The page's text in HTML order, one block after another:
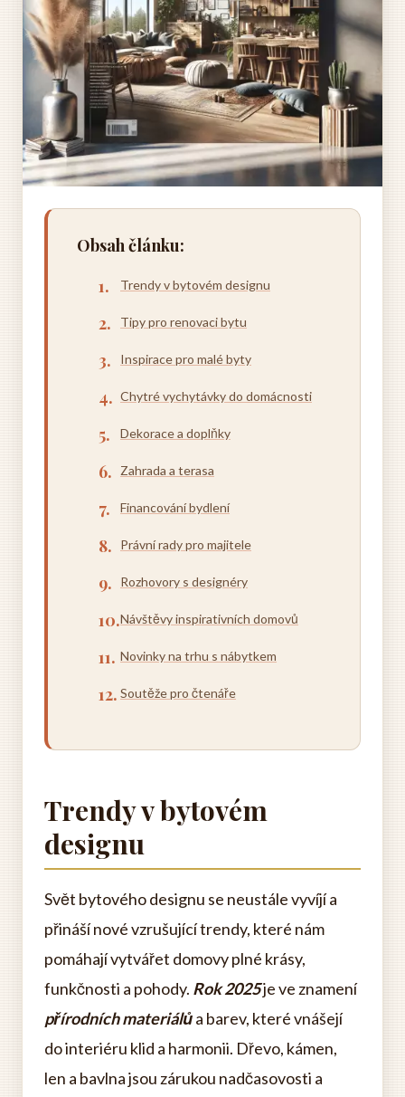
Obsah článku:
Trendy v bytovém designu
Tipy pro renovaci bytu
Inspirace pro malé byty
Chytré vychytávky do domácnosti
Dekorace a doplňky
Zahrada a terasa
Financování bydlení
Právní rady pro majitele
Rozhovory s designéry
Návštěvy inspirativních domovů
Novinky na trhu s nábytkem
Soutěže pro čtenáře
Trendy v bytovém
designu
Svět bytového designu se neustále vyvíjí a
přináší nové vzrušující trendy, které nám
pomáhají vytvářet domovy plné krásy,
funkčnosti a pohody. Rok 2025je ve znamení
přírodních materiálůa barev, které vnášejí
do interiéru klid a harmonii. Dřevo, kámen,
len a bavlna jsou zárukou nadčasovosti a